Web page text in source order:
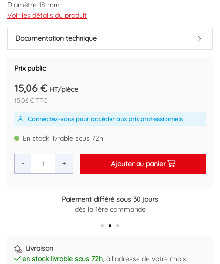
Diamètre 18 mm
Longueur 2 mètres
Conditionnement : 72m/carton.
Code EAN : 3660374908035
Voir les détails du produit
Documentation technique
Prix public
15,06 € HT/pièce
15,06 € TTC
Connectez-vous pour accéder aux prix professionnels
En stock livrable sous 72h
- + Ajouter au panier
Retour gratuit sous 14 jours
Plus d'informations ici
Livraison
en stock livrable sous 72h, à l'adresse de votre choix